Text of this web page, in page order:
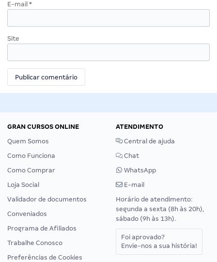
E-mail *
Site
GRAN CURSOS ONLINE
Quem Somos
Como Funciona
Como Comprar
Loja Social
Validador de documentos
Conveniados
Programa de Afiliados
Trabalhe Conosco
Preferências de Cookies
ATENDIMENTO
Central de ajuda
Chat
WhatsApp
E-mail
Horário de atendimento:
segunda a sexta (8h às 20h),
sábado (9h às 13h).
Foi aprovado?
Envie-nos a sua história!